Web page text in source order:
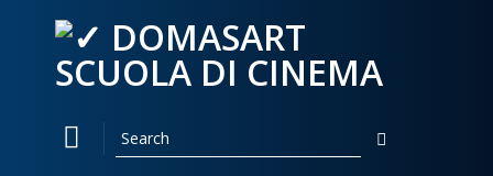
content